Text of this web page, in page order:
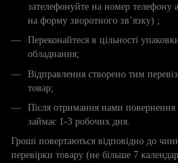
зателефонуйте на номер телефону
на форму зворотного зв’язку) ;
Переконайтеся в цільності
обладнання;
Відправлення створено тим
товар;
Після отримання нами повернення
займає 1-3 робочих дня.
Гроші повертаються відповідно до
перевірки товару (не більше 7